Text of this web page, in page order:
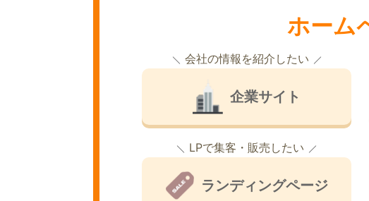
ホーム
会社の情報を紹介したい
企業サイト
LPで集客・販売したい
ランディングページ